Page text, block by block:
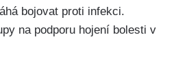
bojovat proti infekci.